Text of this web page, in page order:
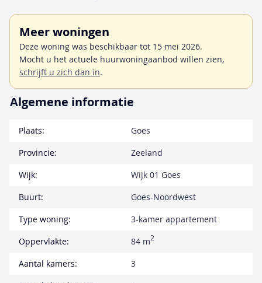
Meer woningen
Deze woning was beschikbaar tot 15 mei 2026.
Mocht u het actuele huurwoningaanbod willen zien,
schrijft u zich dan in.
Algemene informatie
Plaats:
Goes
Provincie:
Zeeland
Wijk:
Wijk 01 Goes
Buurt:
Goes-Noordwest
Type woning:
3-kamer appartement
Oppervlakte:
84 m2
Aantal kamers:
3